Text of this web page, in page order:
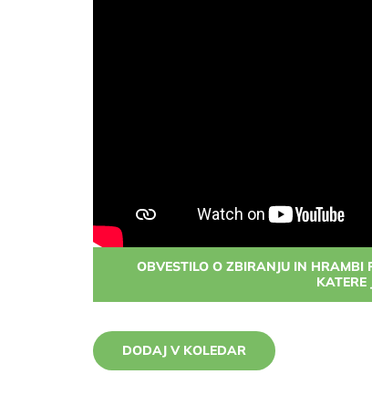
OBVESTILO O ZBIRANJU IN
KATERE
DODAJ V KOLEDAR